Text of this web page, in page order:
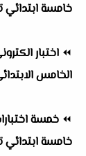
خامسة ابتدائي
⏪ اختبار
الخامس
⏪ خمسة
خامسة ابتدائي